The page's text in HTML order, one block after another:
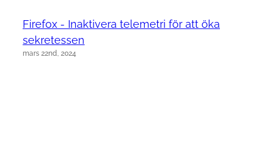
Firefox - Inaktivera telemetri för att öka
sekretessen
mars 22nd, 2024